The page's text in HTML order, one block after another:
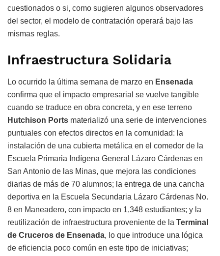
cuestionados o si, como sugieren algunos observadores
del sector, el modelo de contratación operará bajo las
mismas reglas.
Infraestructura Solidaria
Lo ocurrido la última semana de marzo en Ensenada
confirma que el impacto empresarial se vuelve tangible
cuando se traduce en obra concreta, y en ese terreno
Hutchison Ports materializó una serie de intervenciones
puntuales con efectos directos en la comunidad: la
instalación de una cubierta metálica en el comedor de la
Escuela Primaria Indígena General Lázaro Cárdenas en
San Antonio de las Minas, que mejora las condiciones
diarias de más de 70 alumnos; la entrega de una cancha
deportiva en la Escuela Secundaria Lázaro Cárdenas No.
8 en Maneadero, con impacto en 1,348 estudiantes; y la
reutilización de infraestructura proveniente de la Terminal
de Cruceros de Ensenada, lo que introduce una lógica
de eficiencia poco común en este tipo de iniciativas;